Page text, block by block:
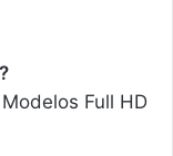
Full HD